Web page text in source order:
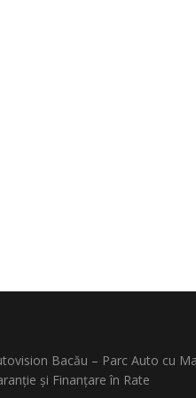
Bacău – Parc Auto cu
și Finanțare în Rate